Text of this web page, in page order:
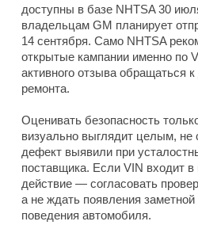
доступны в базе NHTSA 30
владельцам GM планирует
14 сентября. Само NHTSA
открытые кампании именно по
активного отзыва обращаться
ремонта.
Оценивать безопасность
визуально выглядит целым, не
дефект выявили при
поставщика. Если VIN входит
действие — согласовать
а не ждать появления
поведения автомобиля.